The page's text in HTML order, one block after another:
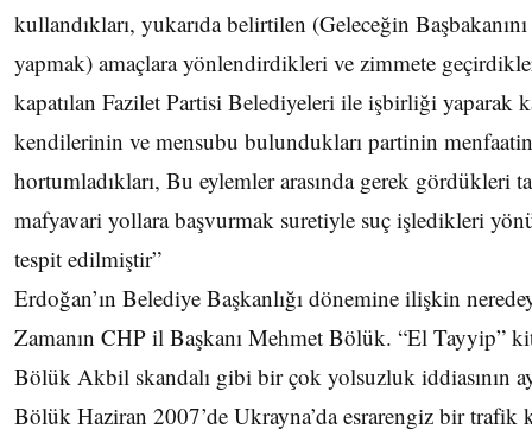
kullandıkları, yukarıda belirtilen (Geleceğin Başbakanını
yapmak) amaçlara yönlendirdikleri ve zimmete
kapatılan Fazilet Partisi Belediyeleri ile işbirliği yaparak
kendilerinin ve mensubu bulundukları partinin
hortumladıkları, Bu eylemler arasında gerek gördükleri
mafyavari yollara başvurmak suretiyle suç işledikleri
tespit edilmiştir”
Erdoğan’ın Belediye Başkanlığı dönemine ilişkin
Zamanın CHP il Başkanı Mehmet Bölük. “El Tayyip”
Bölük Akbil skandalı gibi bir çok yolsuzluk iddiasının
Bölük Haziran 2007’de Ukrayna’da esrarengiz bir trafik